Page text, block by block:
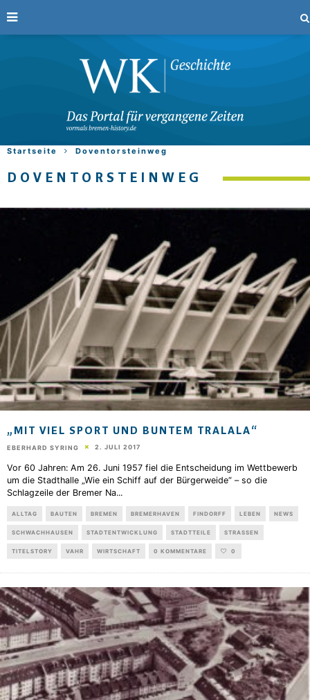
Startseite Doventorsteinweg
DOVENTORSTEINWEG
„MIT VIEL SPORT UND BUNTEM TRALALA“
EBERHARD SYRING 2. JULI 2017
Vor 60 Jahren: Am 26. Juni 1957 fiel die Entscheidung im Wettbewerb
um die Stadthalle „Wie ein Schiff auf der Bürgerweide“ – so die
Schlagzeile der Bremer Na...
ALLTAG BAUTEN BREMEN BREMERHAVEN FINDORFF LEBEN NEWS
SCHWACHHAUSEN STADTENTWICKLUNG STADTTEILE STRASSEN
TITELSTORY VAHR WIRTSCHAFT 0 KOMMENTARE 0